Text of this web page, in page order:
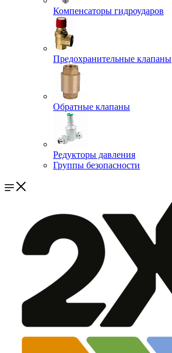
Компенсаторы гидроударов
Предохранительные клапаны
Обратные клапаны
Редукторы давления
Группы безопасности